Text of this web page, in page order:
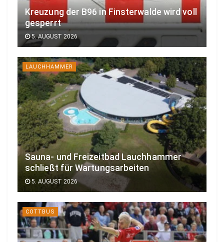
Kreuzung der B96 in Finsterwalde wird voll
gesperrt
5. AUGUST 2026
LAUCHHAMMER
Sauna- und Freizeitbad Lauchhammer
schließt für Wartungsarbeiten
5. AUGUST 2026
COTTBUS